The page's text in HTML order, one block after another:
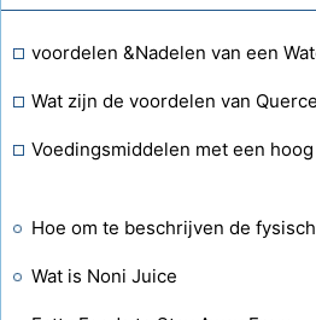
voordelen &Nadelen van een
Wat zijn de voordelen van
Voedingsmiddelen met een
Wat is Noni Juice